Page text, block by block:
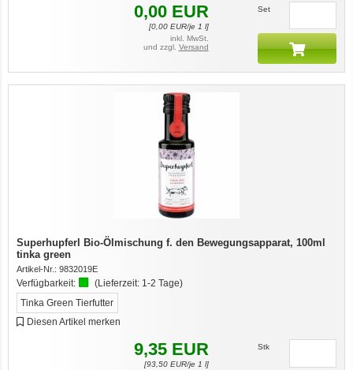
0,00 EUR
[0,00EUR/je 1 l]
inkl. MwSt.
und zzgl. Versand
Set
Superhupferl Bio-Ölmischung f. den Bewegungsapparat, 100ml
tinka green
Artikel-Nr.: 9832019E
Verfügbarkeit: (Lieferzeit: 1-2 Tage)
Tinka Green Tierfutter
Diesen Artikel merken
9,35 EUR
[93,50EUR/je 1 l]
Stk